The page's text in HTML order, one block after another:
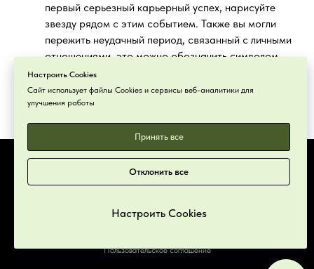
первый серьезный карьерный успех, нарисуйте
звезду рядом с этим событием. Также вы могли
пережить неудачный период, связанный с личными
отношениями, это можно обозначить символом
разбитого сердца. После этого анализа вы
увидите, как события на разных этапах жизни
влияли на ваше развитие и эмоциональное
состояние.
ИП Машарова Мария Владимировна
ОГРНИП 324508100358987
Пользовательское соглашение
Настроить Cookies
Сайт использует файлы Cookies и сервисы веб-аналитики для
улучшения работы
Принять все
Отклонить все
Настроить Cookies